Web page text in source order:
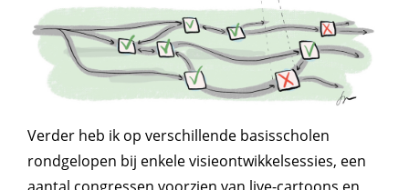
Verder heb ik op verschillende basisscholen
rondgelopen bij enkele visieontwikkelsessies, een